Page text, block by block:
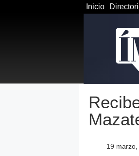
Inicio
19 marzo,